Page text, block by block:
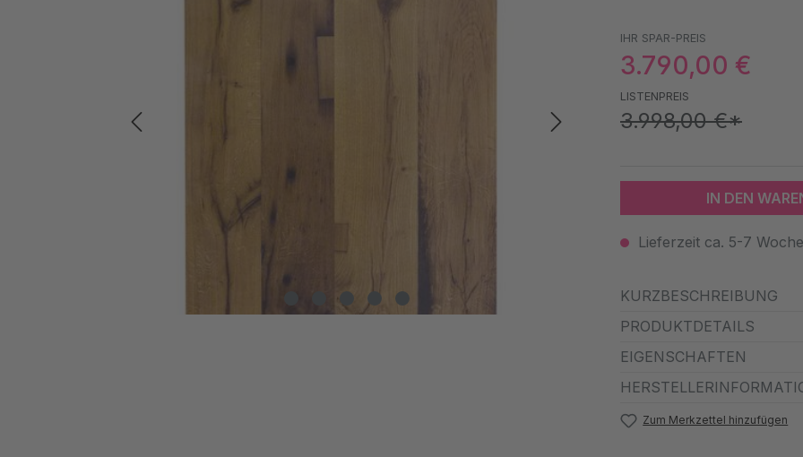
IHR SPAR-PREIS
3.790,00 €
LISTENPREIS
3.998,00 €*
IN DEN
Lieferzeit ca. 5-7
KURZBESCHREIBUNG
PRODUKTDETAILS
EIGENSCHAFTEN
Zum Merkzettel hinzufügen